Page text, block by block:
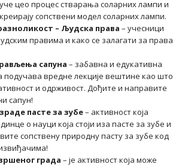
цео процес стварања соларних лампи и
сопствени модел соларних лампи.
– Људска права – учесници
правима и како се залагати за права
сапуна – забавна и едукативна
подучава вредне лекције вештине као што
и одрживост. Дођите и направите
сапун!
пасте за зубе– активност која
о науци која стоји иза пасте за зубе и
сопствену природну пасту за зубе код
града – је активност која може